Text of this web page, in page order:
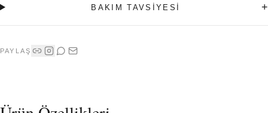
BAKIM TAVSİYESİ +
PAYLAŞ